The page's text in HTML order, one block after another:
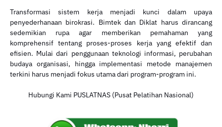
Transformasi sistem kerja menjadi kunci dalam upaya
penyederhanaan birokrasi. Bimtek dan Diklat harus dirancang
sedemikian rupa agar memberikan pemahaman yang
komprehensif tentang proses-proses kerja yang efektif dan
efisien. Mulai dari penggunaan teknologi informasi, perubahan
budaya organisasi, hingga implementasi metode manajemen
terkini harus menjadi fokus utama dari program-program ini.
Hubungi Kami PUSLATNAS (Pusat Pelatihan Nasional)